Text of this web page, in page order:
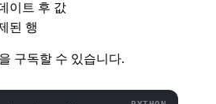
이트 후 값
된 행
구독할 수 있습니다.